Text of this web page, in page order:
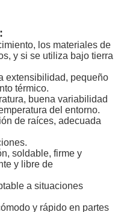
los materiales de
y si se utiliza bajo tierra
extensibilidad, pequeño
térmico.
buena variabilidad
del entorno.
de raíces, adecuada
soldable, firme y
y libre de
a situaciones
y rápido en partes